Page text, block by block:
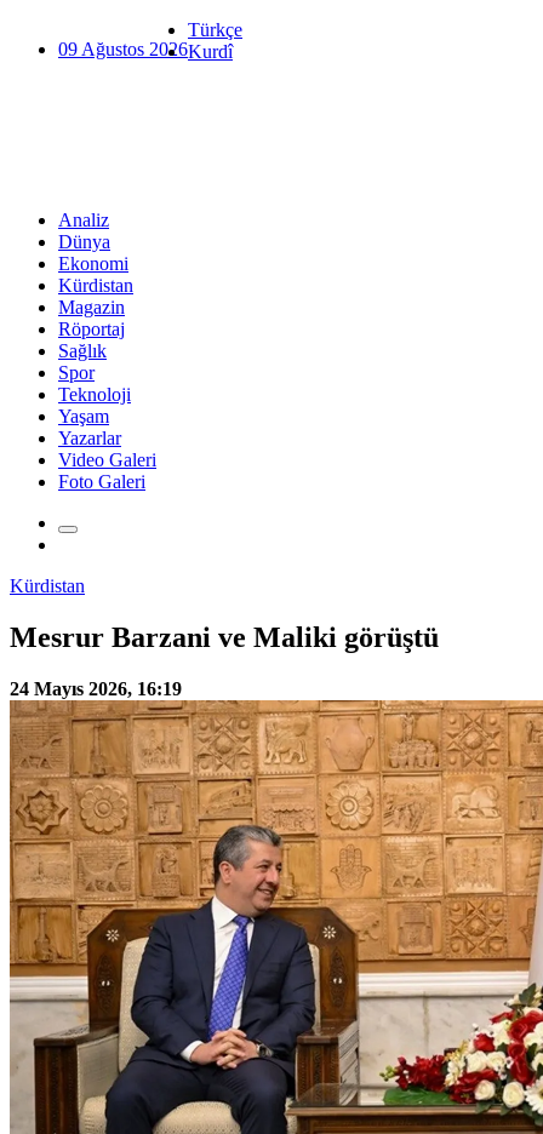
09 Ağustos 2026
Türkçe
Kurdî
Analiz
Dünya
Ekonomi
Kürdistan
Magazin
Röportaj
Sağlık
Spor
Teknoloji
Yaşam
Yazarlar
Video Galeri
Foto Galeri
Kürdistan
Mesrur Barzani ve Maliki görüştü
24 Mayıs 2026, 16:19